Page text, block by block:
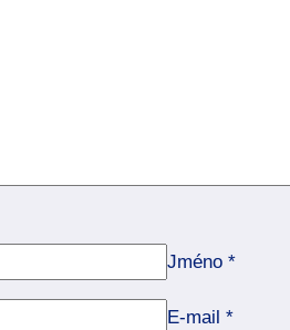
Jméno *
E-mail *